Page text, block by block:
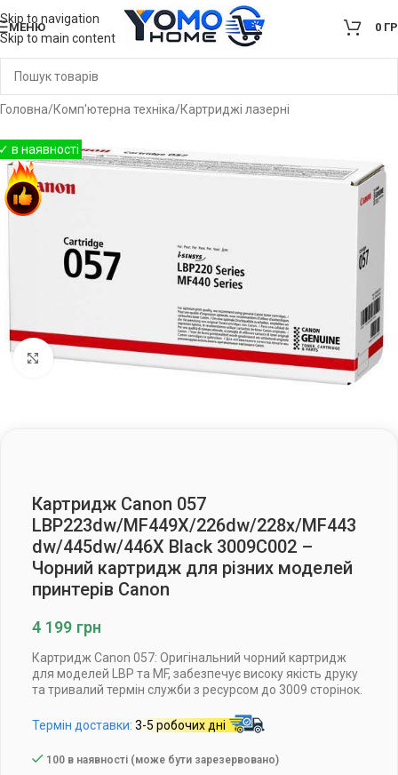
Skip to navigation
Skip to main content
МЕНЮ 0
Головна/Комп'ютерна техніка/Картриджі лазерні
Клацніть, щоб збільшити
Картридж Canon 057
LBP223dw/MF449X/226dw/228x/MF443
dw/445dw/446X Black 3009C002 –
Чорний картридж для різних моделей
принтерів Canon
4 199 грн
Картридж Canon 057: Оригінальний чорний картридж
для моделей LBP та MF, забезпечує високу якість друку
та тривалий термін служби з ресурсом до 3009 сторінок.
Термін доставки: 3-5 робочих дні
100 в наявності (може бути зарезервовано)